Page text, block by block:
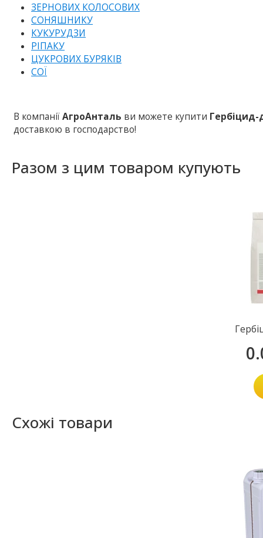
ЗЕРНОВИХ КОЛОСОВИХ
СОНЯШНИКУ
КУКУРУДЗИ
РІПАКУ
ЦУКРОВИХ БУРЯКІВ
СОЇ
В компаніїАгроАнталь ви можете купити Гербіцид-
доставкою в господарство!
Разом з цим товаром купують
Схожі товари